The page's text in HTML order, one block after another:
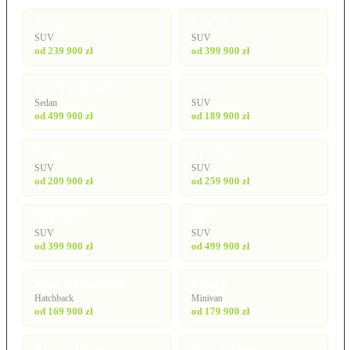
SUV
od 239 900 zł
SUV
od 399 900 zł
Sedan
od 499 900 zł
SUV
od 189 900 zł
SUV
od 209 900 zł
SUV
od 259 900 zł
SUV
od 399 900 zł
SUV
od 499 900 zł
Hatchback
od 169 900 zł
Minivan
od 179 900 zł